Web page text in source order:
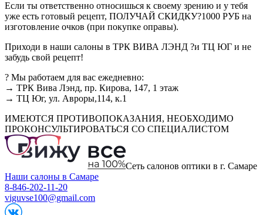
Если ты ответственно относишься к своему зрению и у тебя
уже есть готовый рецепт, ПОЛУЧАЙ СКИДКУ?1000 РУБ на
изготовление очков (при покупке оправы).
Приходи в наши салоны в ТРК ВИВА ЛЭНД ?и ТЦ ЮГ и не
забудь свой рецепт!
? Мы работаем для вас ежедневно:
→ ТРК Вива Лэнд, пр. Кирова, 147, 1 этаж
→ ТЦ Юг, ул. Авроры,114, к.1
ИМЕЮТСЯ ПРОТИВОПОКАЗАНИЯ, НЕОБХОДИМО
ПРОКОНСУЛЬТИРОВАТЬСЯ СО СПЕЦИАЛИСТОМ
Сеть салонов оптики в г. Самаре
Наши салоны в Самаре
8-846-202-11-20
viguvse100@gmail.com